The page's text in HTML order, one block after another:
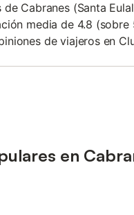
de Cabranes (Santa
media de 4.8 (sobre
de viajeros en
en